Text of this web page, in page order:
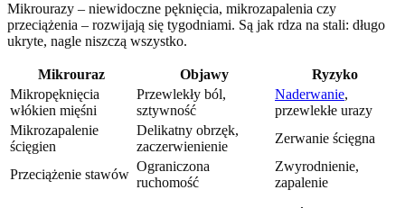
Mikrourazy – niewidoczne pęknięcia, mikrozapalenia czy
przeciążenia – rozwijają się tygodniami. Są jak rdza na stali: długo
ukryte, nagle niszczą wszystko.
Mikrouraz Objawy
Ryzyko
Mikropęknięcia
włókien mięśni
Przewlekły ból,
sztywność
Naderwanie,
przewlekłe urazy
Mikrozapalenie
ścięgien
Delikatny obrzęk,
zaczerwienienie
Zerwanie ścięgna
Przeciążenie stawów
Ograniczona
ruchomość
Zwyrodnienie,
zapalenie